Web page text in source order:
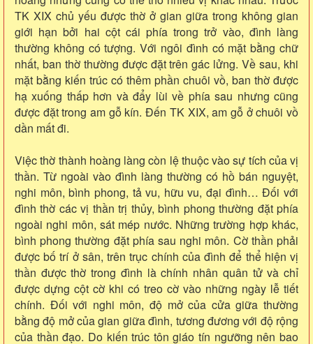
TK XIX chủ yếu được thờ ở gian giữa trong không gian
giới hạn bởi hai cột cái phía trong trở vào, đình làng
thường không có tượng. Với ngôi đình có mặt bằng chữ
nhất, ban thờ thường được đặt trên gác lửng. Về sau, khi
mặt bằng kiến trúc có thêm phần chuôi vồ, ban thờ được
hạ xuống thấp hơn và đẩy lùi về phía sau nhưng cũng
được đặt trong am gỗ kín. Đến TK XIX, am gỗ ở chuôi vồ
dần mất đi.
Việc thờ thành hoàng làng còn lệ thuộc vào sự tích của vị
thần. Từ ngoài vào đình làng thường có hồ bán nguyệt,
nghi môn, bình phong, tả vu, hữu vu, đại đình… Đối với
đình thờ các vị thần trị thủy, bình phong thường đặt phía
ngoài nghi môn, sát mép nước. Những trường hợp khác,
bình phong thường đặt phía sau nghi môn. Cờ thần phải
được bố trí ở sân, trên trục chính của đình để thể hiện vị
thần được thờ trong đình là chính nhân quân tử và chỉ
được dựng cột cờ khi có treo cờ vào những ngày lễ tiết
chính. Đối với nghi môn, độ mở của cửa giữa thường
bằng độ mở của gian giữa đình, tương đương với độ rộng
của thần đạo. Do kiến trúc tôn giáo tín ngưỡng nên bao